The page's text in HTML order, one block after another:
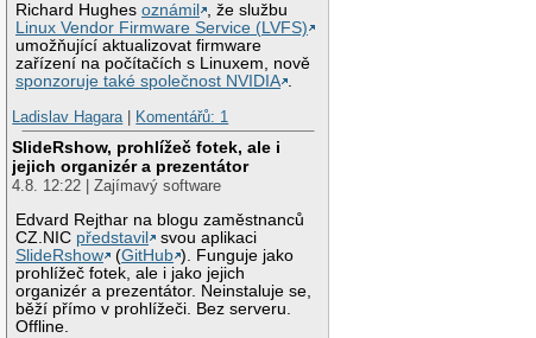
Richard Hughesoznámil
, že službu
Linux Vendor Firmware Service (LVFS)
umožňující aktualizovat firmware
zařízení na počítačích s Linuxem, nově
sponzoruje také společnost NVIDIA .
Ladislav Hagara | Komentářů: 1
SlideRshow, prohlížeč fotek, ale i
jejich organizér a prezentátor
4.8. 12:22 | Zajímavý software
Edvard Rejthar na blogu zaměstnanců
CZ.NIC představil
svou aplikaci
SlideRshow
(GitHub ). Funguje jako
prohlížeč fotek, ale i jako jejich
organizér a prezentátor. Neinstaluje se,
běží přímo v prohlížeči. Bez serveru.
Offline.